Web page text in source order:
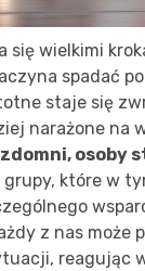
się wielkimi
spadać
staje się
narażone na
osoby
grupy, które w
z nas może
reagując